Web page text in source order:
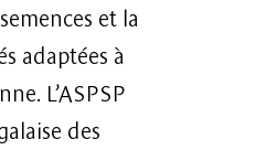
et la
adaptées à
L’ASPSP
des